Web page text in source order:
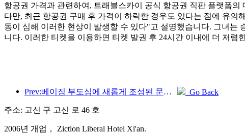
항공권 가격과 관련하여, 트래블스카이 공식 항공권 직판 플랫폼
다만, 최근 항공권 구매 후 가격이 하락한 경우도 있다는 점에 유
동이 심해 이러한 현상이 발생할 수 있다"고 설명했습니다. 그녀는
니다. 이러한 티켓을 이용하면 티켓 발권 후 24시간 이내에 더 저
Prev:베이징 부도심에 새롭게 조성된 문화 관광 명소인 피너클 파크가 올해 공식 개장할 예정입니다. Go Back
주소: 고신 구 고신 로 46 호
2006년 개업， Ziction Liberal Hotel Xi'an.